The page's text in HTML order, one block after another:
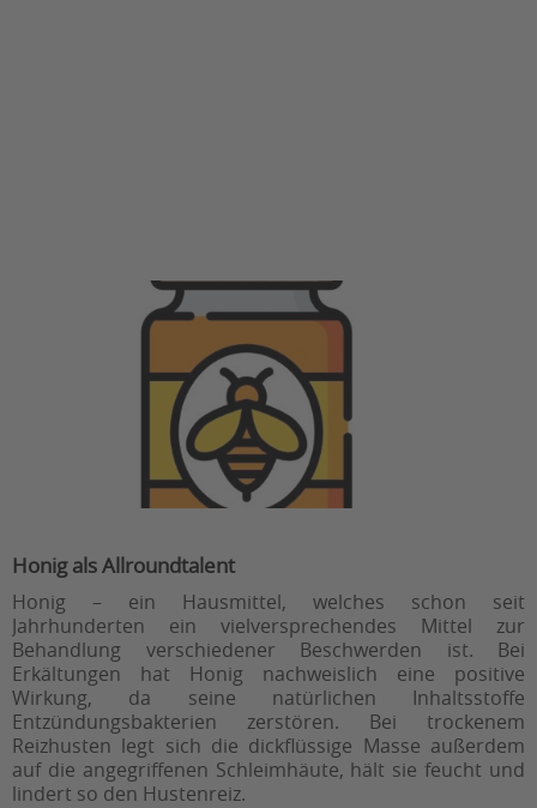
Honig als Allroundtalent
Honig – ein Hausmittel, welches schon seit
Jahrhunderten ein vielversprechendes Mittel zur
Behandlung verschiedener Beschwerden ist. Bei
Erkältungen hat Honig nachweislich eine positive
Wirkung, da seine natürlichen Inhaltsstoffe
Entzündungsbakterien zerstören. Bei trockenem
Reizhusten legt sich die dickflüssige Masse außerdem
auf die angegriffenen Schleimhäute, hält sie feucht und
lindert so den Hustenreiz.